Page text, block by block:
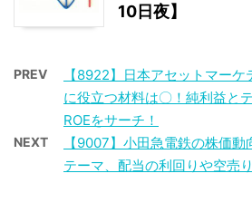
10日夜】
PREV
【8922】日本アセットマー
に役立つ材料は〇！純利益と
ROEをサーチ！
NEXT
【9007】小田急電鉄の株価
テーマ、配当の利回りや空売